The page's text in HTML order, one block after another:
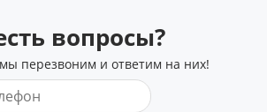
вопросы?
перезвоним и ответим на них!